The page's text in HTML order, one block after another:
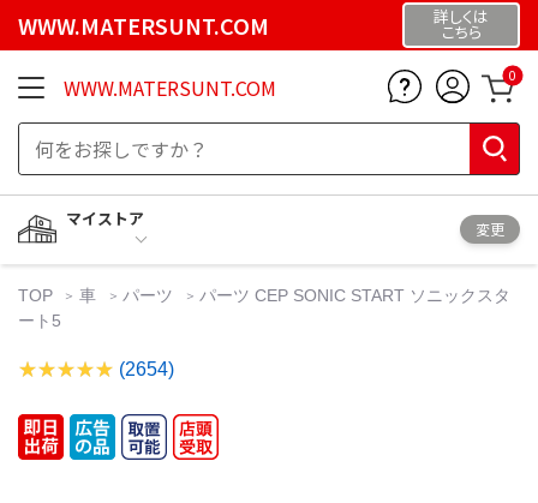
WWW.MATERSUNT.COM 詳しくは
こちら
WWW.MATERSUNT.COM 0
マイストア
変更
TOP 車 パーツ
パーツ CEP SONIC START ソニックスタ
ート5
(2654)